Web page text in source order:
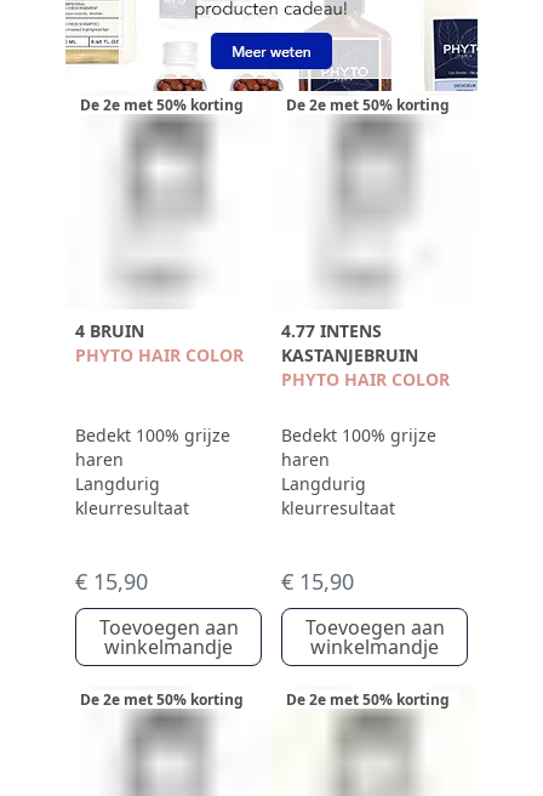
De 2e met 50% korting
4 BRUIN
PHYTO HAIR COLOR
Bedekt 100% grijze
haren
Langdurig
kleurresultaat
€ 15,90
Toevoegen aan
winkelmandje
De 2e met 50% korting
4.77 INTENS
KASTANJEBRUIN
PHYTO HAIR COLOR
Bedekt 100% grijze
haren
Langdurig
kleurresultaat
€ 15,90
Toevoegen aan
winkelmandje
De 2e met 50% korting De 2e met 50% korting